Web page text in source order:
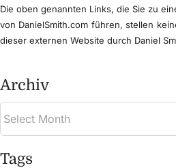
Die oben genannten Links, die Sie zu
von DanielSmith.com führen, stellen
dieser externen Website durch Daniel
Archiv
Tags